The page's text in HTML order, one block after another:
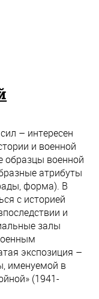
– интересен
и военной
образцы военной
атрибуты
форма). В
с историей
и
залы
экспозиция –
именуемой в
(1941-